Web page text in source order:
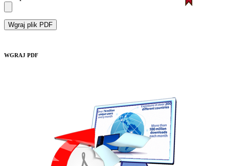
Wgraj plik PDF
WGRAJ PDF